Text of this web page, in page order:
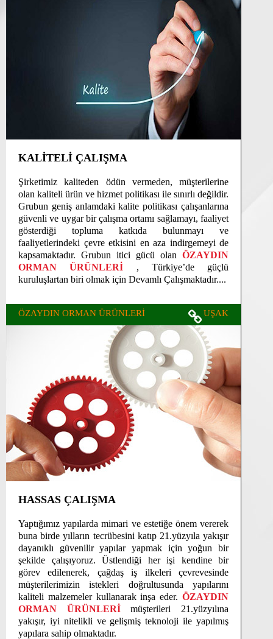
KALİTELİ ÇALIŞMA
Şirketimiz kaliteden ödün vermeden, müşterilerine
olan kaliteli ürün ve hizmet politikası ile sınırlı değildir.
Grubun geniş anlamdaki kalite politikası çalışanlarına
güvenli ve uygar bir çalışma ortamı sağlamayı, faaliyet
gösterdiği topluma katkıda bulunmayı ve
faaliyetlerindeki çevre etkisini en aza indirgemeyi de
kapsamaktadır. Grubun itici gücü olan ÖZAYDIN
ORMAN ÜRÜNLERİ , Türkiye’de güçlü
kuruluşlartan biri olmak için Devamlı Çalışmaktadır....
ÖZAYDIN ORMAN ÜRÜNLERİ UŞAK
HASSAS ÇALIŞMA
Yaptığımız yapılarda mimari ve estetiğe önem vererek
buna birde yılların tecrübesini katıp 21.yüzyıla yakışır
dayanıklı güvenilir yapılar yapmak için yoğun bir
şekilde çalışıyoruz. Üstlendiği her işi kendine bir
görev edilenerek, çağdaş iş ilkeleri çevrevesinde
müşterilerimizin istekleri doğrultusunda yapılarını
kaliteli malzemeler kullanarak inşa eder. ÖZAYDIN
ORMAN ÜRÜNLERİmüşterileri 21.yüzyılına
yakışır, iyi nitelikli ve gelişmiş teknoloji ile yapılmış
yapılara sahip olmaktadır.